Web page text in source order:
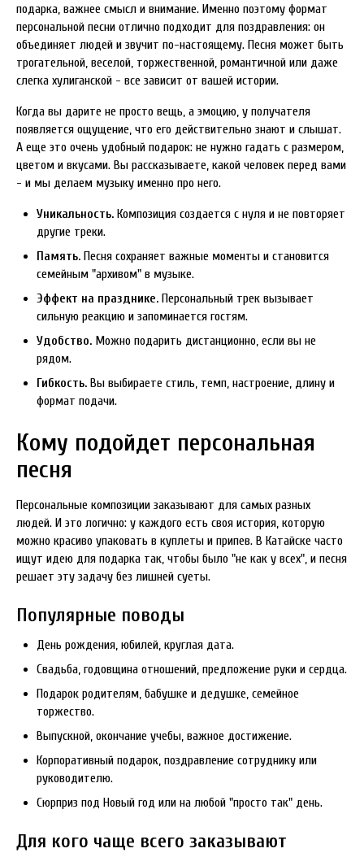
подарка, важнее смысл и внимание. Именно поэтому формат
персональной песни отлично подходит для поздравления: он
объединяет людей и звучит по-настоящему. Песня может быть
трогательной, веселой, торжественной, романтичной или даже
слегка хулиганской - все зависит от вашей истории.
Когда вы дарите не просто вещь, а эмоцию, у получателя
появляется ощущение, что его действительно знают и слышат.
А еще это очень удобный подарок: не нужно гадать с размером,
цветом и вкусами. Вы рассказываете, какой человек перед вами
- и мы делаем музыку именно про него.
Уникальность. Композиция создается с нуля и не повторяет
другие треки.
Память. Песня сохраняет важные моменты и становится
семейным "архивом" в музыке.
Эффект на празднике. Персональный трек вызывает
сильную реакцию и запоминается гостям.
Удобство. Можно подарить дистанционно, если вы не
рядом.
Гибкость. Вы выбираете стиль, темп, настроение, длину и
формат подачи.
Кому подойдет персональная
песня
Персональные композиции заказывают для самых разных
людей. И это логично: у каждого есть своя история, которую
можно красиво упаковать в куплеты и припев. В Катайске часто
ищут идею для подарка так, чтобы было "не как у всех", и песня
решает эту задачу без лишней суеты.
Популярные поводы
День рождения, юбилей, круглая дата.
Свадьба, годовщина отношений, предложение руки и сердца.
Подарок родителям, бабушке и дедушке, семейное
торжество.
Выпускной, окончание учебы, важное достижение.
Корпоративный подарок, поздравление сотруднику или
руководителю.
Сюрприз под Новый год или на любой "просто так" день.
Для кого чаще всего заказывают